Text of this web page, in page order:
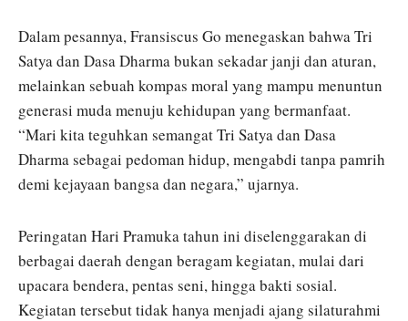
Dalam pesannya, Fransiscus Go menegaskan bahwa Tri
Satya dan Dasa Dharma bukan sekadar janji dan aturan,
melainkan sebuah kompas moral yang mampu menuntun
generasi muda menuju kehidupan yang bermanfaat.
“Mari kita teguhkan semangat Tri Satya dan Dasa
Dharma sebagai pedoman hidup, mengabdi tanpa pamrih
demi kejayaan bangsa dan negara,” ujarnya.
Peringatan Hari Pramuka tahun ini diselenggarakan di
berbagai daerah dengan beragam kegiatan, mulai dari
upacara bendera, pentas seni, hingga bakti sosial.
Kegiatan tersebut tidak hanya menjadi ajang silaturahmi